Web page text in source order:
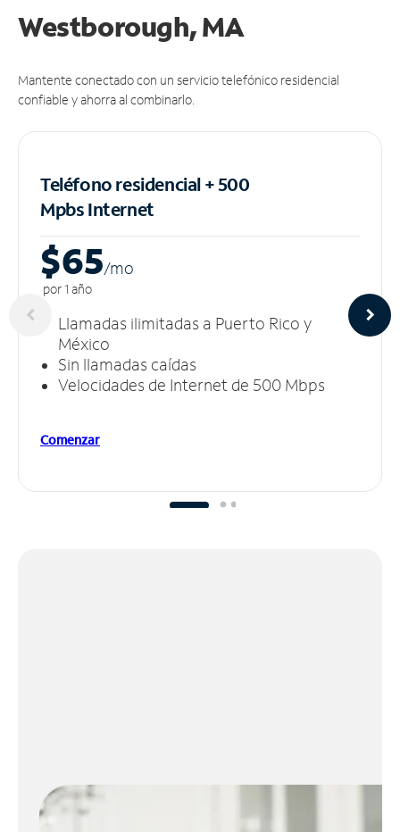
Westborough, MA
Mantente conectado con un servicio telefónico residencial
confiable y ahorra al combinarlo.
Teléfono residencial + 500
MpbsInternet
$65/mo
por 1 año
Llamadas ilimitadas a Puerto Rico y
México
Sin llamadas caídas
Velocidades de Internet de 500 Mbps
Comenzar